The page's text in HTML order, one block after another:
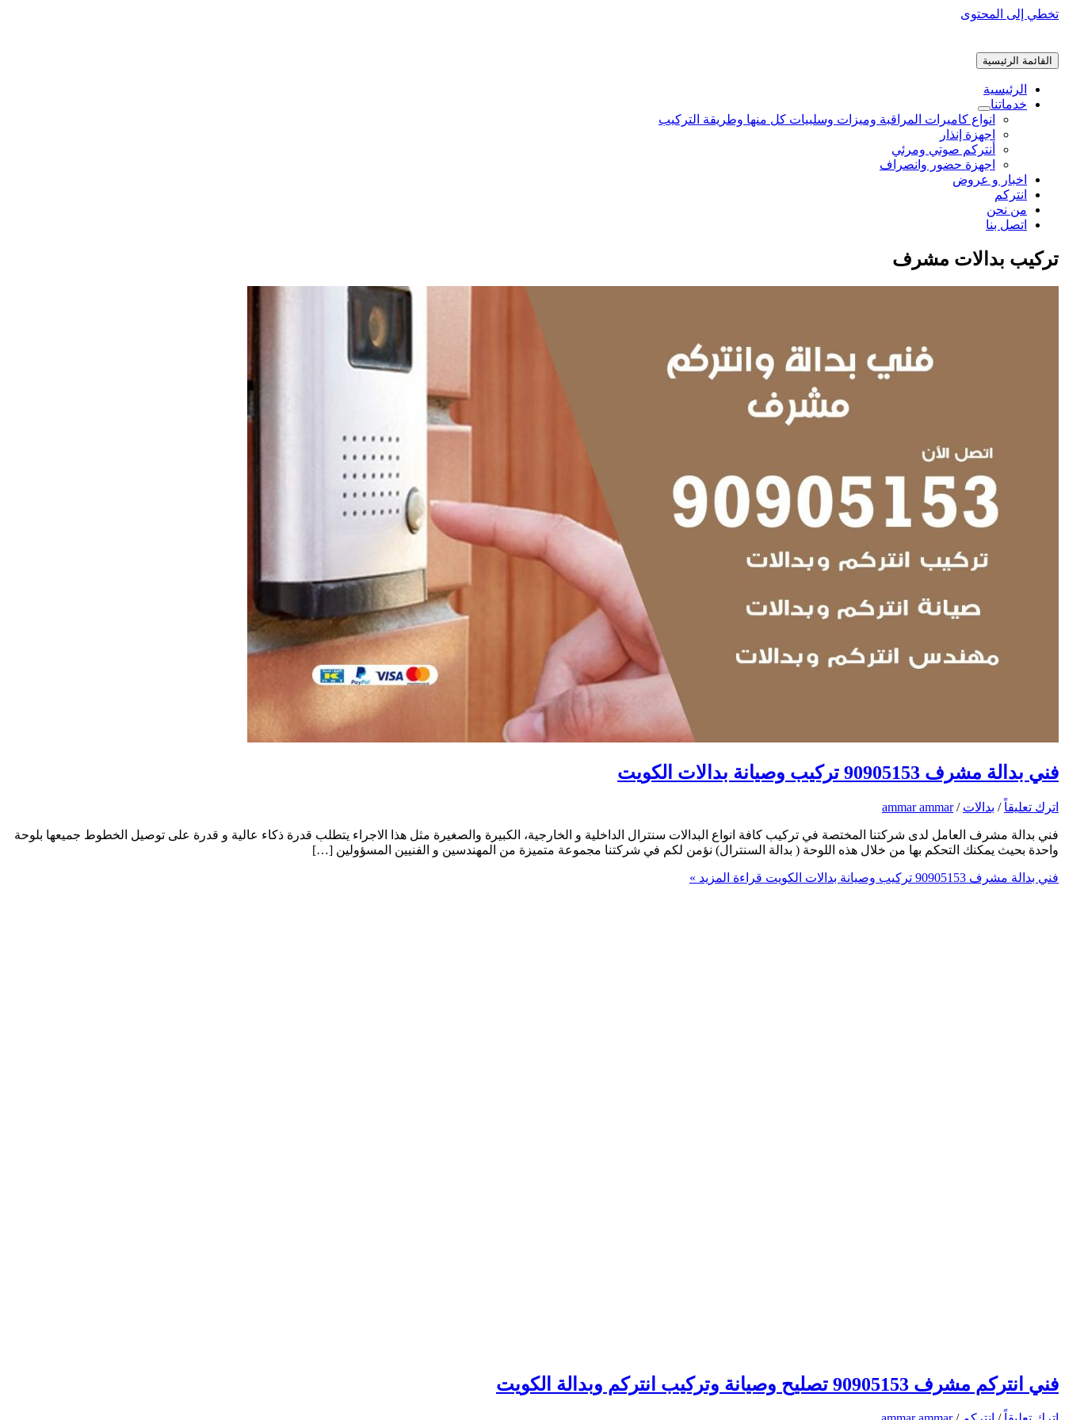
تخطي إلى المحتوى
القائمة الرئيسية
الرئيسية
خدماتنا
انواع كاميرات المراقبة وميزات وسلبيات كل منها وطريقة التركيب
اجهزة إنذار
أنتركم صوتي ومرئي
اجهزة حضور وانصراف
اخبار و عروض
انتركم
من نحن
اتصل بنا
تركيب بدالات مشرف
فني بدالة مشرف 90905153 تركيب وصيانة بدالات الكويت
اترك تعليقاً / بدالات /
ammar ammar
فني بدالة مشرف العامل لدى شركتنا المختصة في تركيب كافة انواع البدالات سنترال الداخلية و الخارجية، الكبيرة والصغيرة مثل هذا الاجراء يتطلب قدرة ذكاء عالية و قدرة على توصيل الخطوط جميعها بلوحة
واحدة بحيث يمكنك التحكم بها من خلال هذه اللوحة ( بدالة السنترال) نؤمن لكم في شركتنا مجموعة متميزة من المهندسين و الفنيين المسؤولين […]
فني بدالة مشرف 90905153 تركيب وصيانة بدالات الكويت قراءة المزيد »
فني انتركم مشرف 90905153 تصليح وصيانة وتركيب انتركم وبدالة الكويت